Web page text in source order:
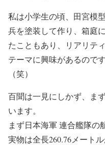
私は小学生の頃、田宮模
兵を塗装して作り、箱庭
たこともあり、リアリテ
テーマに興味があるので
（笑）
百聞は一見にしかず、ま
います。
まず日本海軍 連合艦隊の
実物は全長260.76メート